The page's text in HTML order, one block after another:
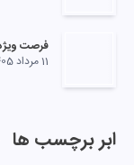
فرصت ویژه خرید
11 مرداد 1405
ابر برچسب ها